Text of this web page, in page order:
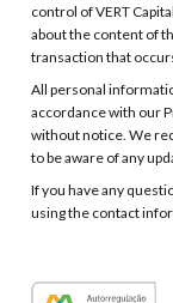
control of VERT
about the content of
transaction that
All personal
accordance with our
without notice. We
to be aware of any
If you have any
using the contact